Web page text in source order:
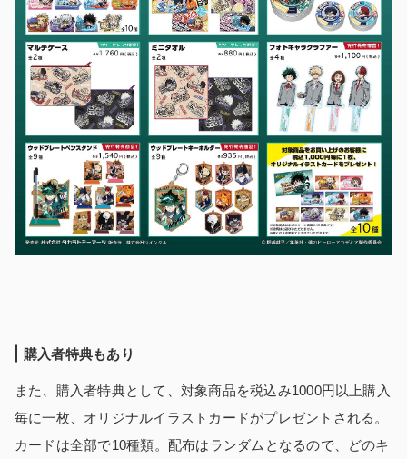
購入者特典もあり
また、購入者特典として、対象商品を税込み1000円以上購入
毎に一枚、オリジナルイラストカードがプレゼントされる。
カードは全部で10種類。配布はランダムとなるので、どのキ